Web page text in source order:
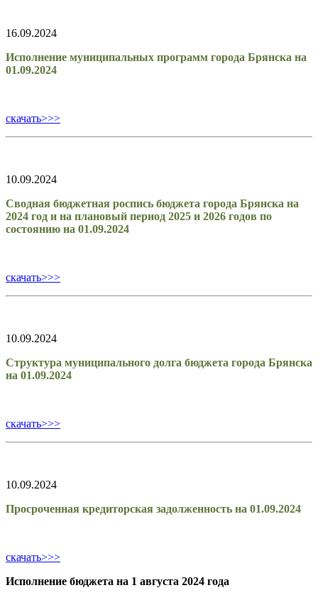
16.09.2024
Исполнение муниципальных программ города Брянска на
01.09.2024
скачать>>>
10.09.2024
Сводная бюджетная роспись бюджета города Брянска на
2024 год и на плановый период 2025 и 2026 годов по
состоянию на 01.09.2024
скачать>>>
10.09.2024
Структура муниципального долга бюджета города Брянска
на 01.09.2024
скачать>>>
10.09.2024
Просроченная кредиторская задолженность на 01.09.2024
скачать>>>
Исполнение бюджета на 1 августа 2024 года